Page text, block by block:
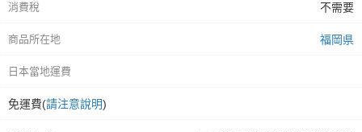
消費稅 不需要
商品所在地 福岡県
日本當地運費
免運費(請注意說明)